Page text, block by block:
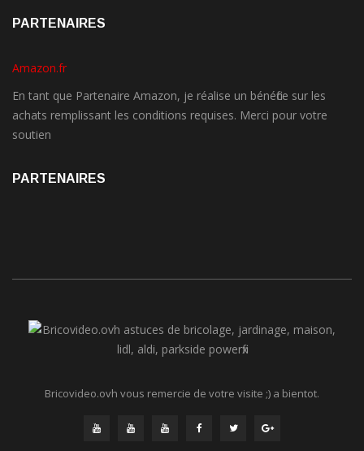
PARTENAIRES
Amazon.fr
En tant que Partenaire Amazon, je réalise un bénéfice sur les
achats remplissant les conditions requises. Merci pour votre
soutien
PARTENAIRES
Bricovideo.ovh vous remercie de votre visite ;) a bientot.